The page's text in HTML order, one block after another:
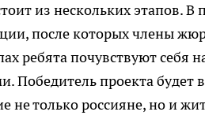
из нескольких этапов.
после которых члены
ребята почувствуют себя
Победитель проекта будет
не только россияне, но и